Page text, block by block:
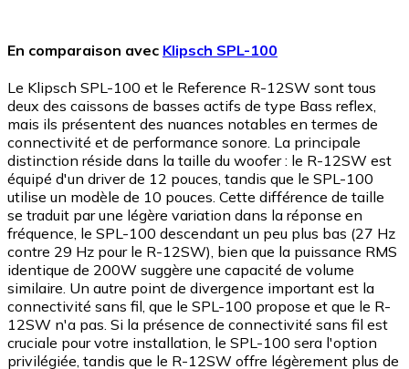
En comparaison avec Klipsch SPL-100
Le Klipsch SPL-100 et le Reference R-12SW sont tous
deux des caissons de basses actifs de type Bass reflex,
mais ils présentent des nuances notables en termes de
connectivité et de performance sonore. La principale
distinction réside dans la taille du woofer : le R-12SW est
équipé d'un driver de 12 pouces, tandis que le SPL-100
utilise un modèle de 10 pouces. Cette différence de taille
se traduit par une légère variation dans la réponse en
fréquence, le SPL-100 descendant un peu plus bas (27 Hz
contre 29 Hz pour le R-12SW), bien que la puissance RMS
identique de 200W suggère une capacité de volume
similaire. Un autre point de divergence important est la
connectivité sans fil, que le SPL-100 propose et que le R-
12SW n'a pas. Si la présence de connectivité sans fil est
cruciale pour votre installation, le SPL-100 sera l'option
privilégiée, tandis que le R-12SW offre légèrement plus de